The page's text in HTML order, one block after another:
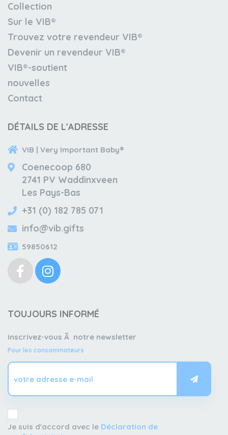
Collection
Sur le VIB®
Trouvez votre revendeur VIB®
Devenir un revendeur VIB®
VIB®-soutient
nouvelles
Contact
DÉTAILS DE L'ADRESSE
VIB | Very Important Baby®
Coenecoop 680
2741 PV Waddinxveen
Les Pays-Bas
+31 (0) 182 785 071
info@vib.gifts
59850612
TOUJOURS INFORMÉ
inscrivez-vous Ã notre newsletter
Pour les consommateurs
Je suis d'accord avec le Déclaration de